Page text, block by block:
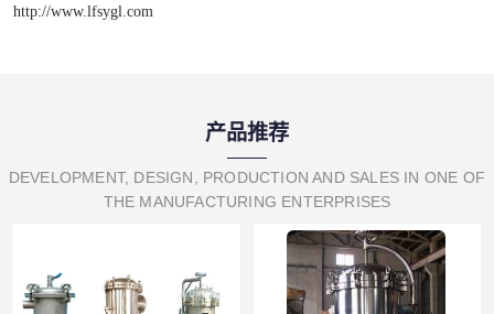
http://www.lfsygl.com
产品推荐
DEVELOPMENT, DESIGN, PRODUCTION AND SALES IN ONE OF
THE MANUFACTURING ENTERPRISES